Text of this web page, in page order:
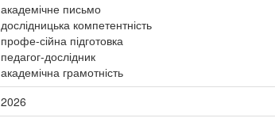
академічне письмо
дослідницька компетентність
профе-сійна підготовка
педагог-дослідник
академічна грамотність
2026